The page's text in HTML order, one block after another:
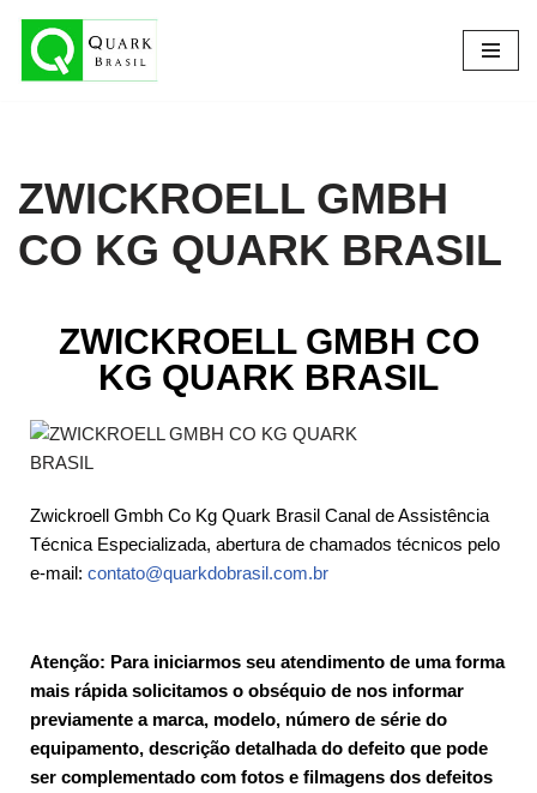
Pular
ZWICKROELL GMBH
CO KG QUARK BRASIL
ZWICKROELL GMBH CO
KG QUARK BRASIL
Zwickroell Gmbh Co Kg Quark Brasil Canal de Assistência
Técnica Especializada, abertura de chamados técnicos pelo
e-mail: contato@quarkdobrasil.com.br
Atenção: Para iniciarmos seu atendimento de uma forma
mais rápida solicitamos o obséquio de nos informar
previamente a marca, modelo, número de série do
equipamento, descrição detalhada do defeito que pode
ser complementado com fotos e filmagens dos defeitos